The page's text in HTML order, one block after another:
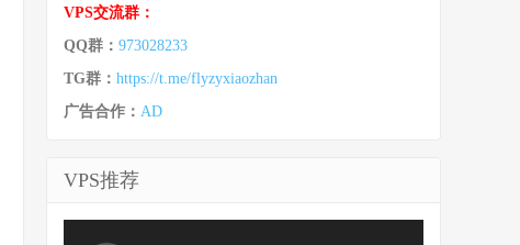
VPS交流群：
QQ群： 973028233
TG群： https://t.me/flyzyxiaozhan
广告合作： AD
VPS推荐